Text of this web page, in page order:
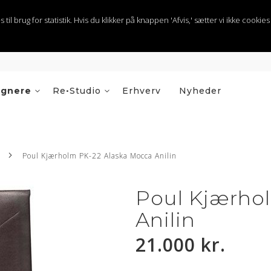
brug for statistik. Hvis du klikker på knappen 'Afvis,' sætter vi ikke
Re•Studio
Nyheder
Erhverv
Poul Kjærholm PK-22 Alaska Mocca Anilin
Poul
Anilin
21.000 kr.